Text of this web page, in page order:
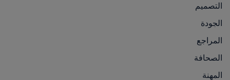
التصميم
الجودة
المراجع
الصحافة
المهنة